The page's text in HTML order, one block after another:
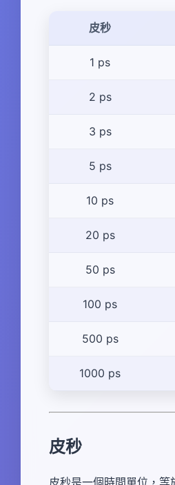
皮秒
1 ps
2 ps
3 ps
5 ps
10 ps
20 ps
50 ps
100 ps
500 ps
1000 ps
皮秒